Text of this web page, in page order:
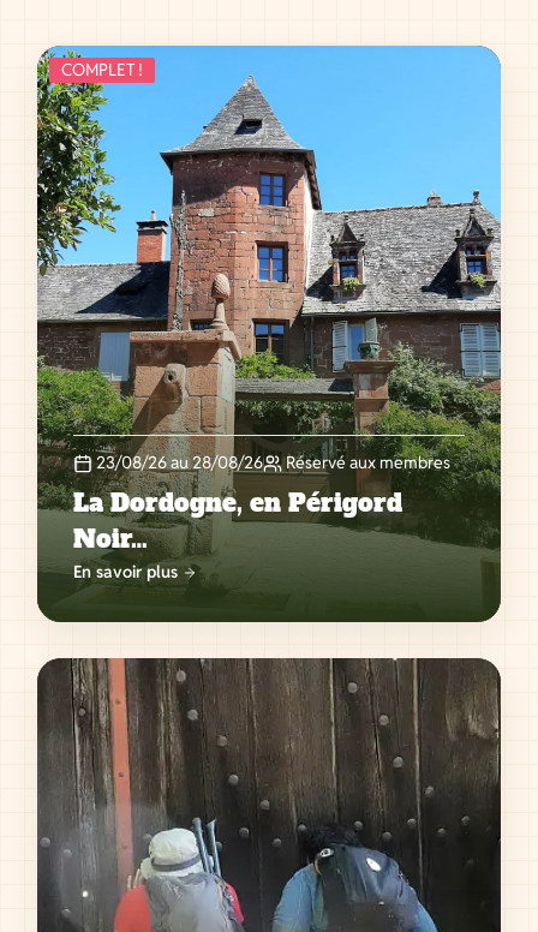
COMPLET !
23/08/26 au 28/08/26 Réservé aux membres
La Dordogne, en Périgord
Noir…
En savoir plus